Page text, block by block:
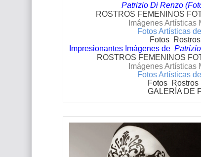
Patrizio Di Renzo
ROSTROS FEMENINOS
Imágenes
Fotos Artísticas
Fotos
Impresionantes Imágenes de
ROSTROS FEMENINOS
Imágenes
Fotos Artísticas
Fotos
GALERÍA DE